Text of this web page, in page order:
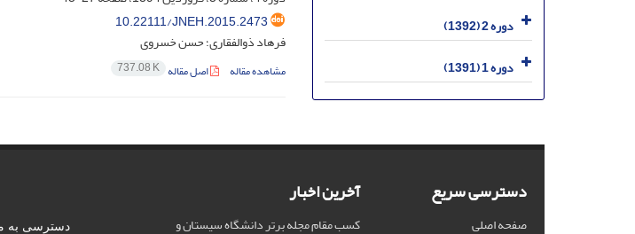
10.22111/JNEH.2015.2473
فرهاد ذوالفقاری؛ حسن خسروی
مشاهده مقاله اصل مقاله 737.08 K
دوره 2 (1392)
دوره 1 (1391)
دسترسی سریع
صفحه اصلی
آخرین اخبار
کسب مقام مجله برتر دانشگاه سیستان و دسترسی به